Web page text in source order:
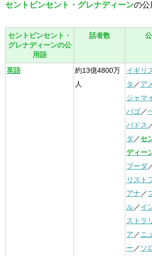
セントビンセント・グレナディーンの公
セントビンセント・
グレナディーンの公
用語
話者数
英語
約13億4800万
人
イギリ
タ ／ア
ジャマ
バゴ／
バドス
ダ／セ
ディー
ブーダ
リスト
アナ ／
ル／イ
ストラ
ア ／ニ
ー ／ ソ